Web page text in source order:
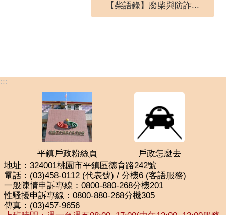
【柴語錄】廢柴與防詐...
:::
平鎮戶政粉絲頁
戶政怎麼去
地址：324001桃園市平鎮區德育路242號
電話：(03)458-0112 (代表號) / 分機6 (客語服務)
一般陳情申訴專線：0800-880-268分機201
性騷擾申訴專線：0800-880-268分機305
傳真：(03)457-9656